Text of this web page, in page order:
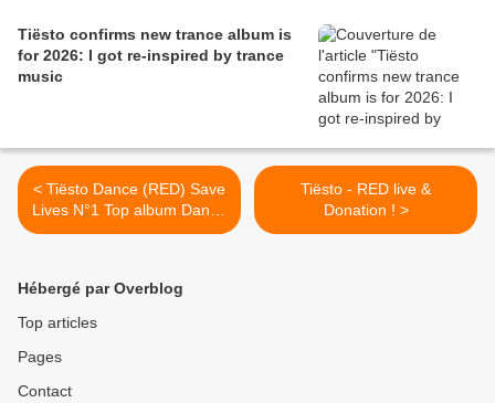
Tiësto confirms new trance album is
for 2026: I got re-inspired by trance
music
< Tiësto Dance (RED) Save
Lives N°1 Top album Dance
US, top chart world...
Tiësto - RED live &
Donation ! >
Hébergé par Overblog
Top articles
Pages
Contact